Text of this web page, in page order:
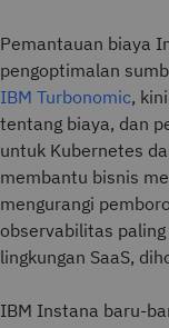
Pemantauan biaya
pengoptimalan
IBM Turbonomic,
tentang biaya, dan
untuk Kubernetes
membantu bisnis
mengurangi
observabilitas
lingkungan SaaS,
IBM Instana baru-